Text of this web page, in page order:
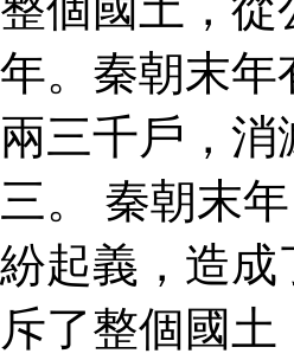
年。秦朝末年
兩三千戶，
三。 秦朝末
紛起義，造成
斥了整個國